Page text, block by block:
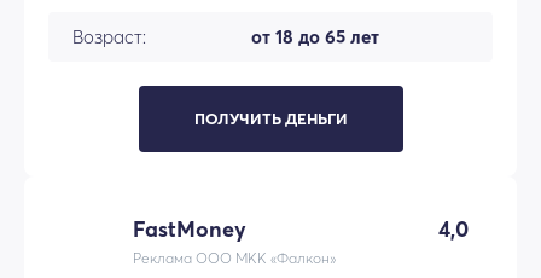
Возраст: от 18 до 65 лет
ПОЛУЧИТЬ ДЕНЬГИ
FastMoney 4,0
Реклама ООО МКК «Фалкон»